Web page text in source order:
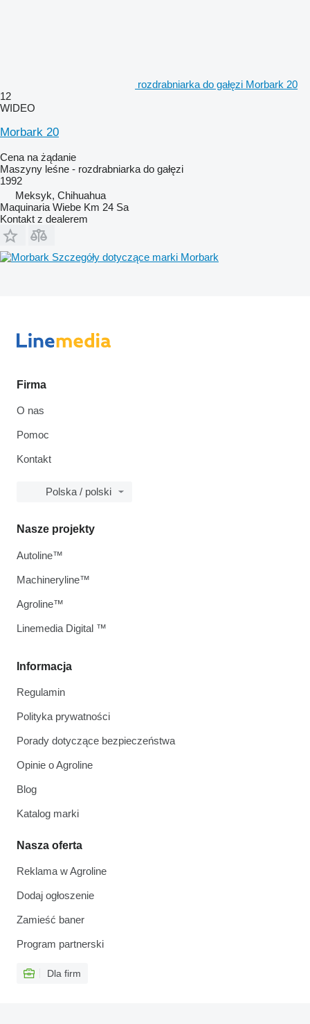
rozdrabniarka do gałęzi Morbark 20
12
WIDEO
Morbark 20
Cena na żądanie
Maszyny leśne - rozdrabniarka do gałęzi
1992
Meksyk, Chihuahua
Maquinaria Wiebe Km 24 Sa
Kontakt z dealerem
Szczegóły dotyczące marki Morbark
Firma
O nas
Pomoc
Kontakt
Polska / polski
Informacja
Regulamin
Polityka prywatności
Porady dotyczące bezpieczeństwa
Opinie o Agroline
Blog
Katalog marki
Nasza oferta
Reklama w Agroline
Dodaj ogłoszenie
Zamieść baner
Program partnerski
Dla firm
Nasze projekty
Autoline™
Machineryline™
Agroline™
Linemedia Digital ™